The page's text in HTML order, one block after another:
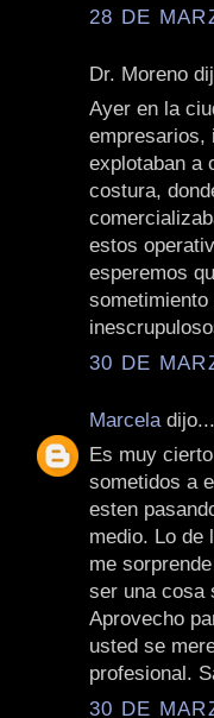
28 DE
Dr. Moreno
Ayer en la
empresarios,
explotaban a
costura,
estos
esperemos
30 DE
Marcela dijo...
Es muy
sometidos a
esten
medio. Lo de
me
ser una cosa
Aprovecho
usted se
profesional.
30 DE